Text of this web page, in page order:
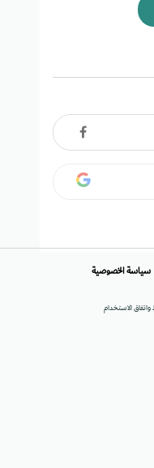
الاستخدام
سياسة الخصوصية